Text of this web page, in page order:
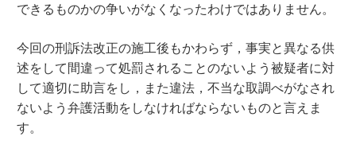
できるものかの争いがなくなったわけではありません。
今回の刑訴法改正の施工後もかわらず，事実と異なる供
述をして間違って処罰されることのないよう被疑者に対
して適切に助言をし，また違法，不当な取調べがなされ
ないよう弁護活動をしなければならないものと言えま
す。